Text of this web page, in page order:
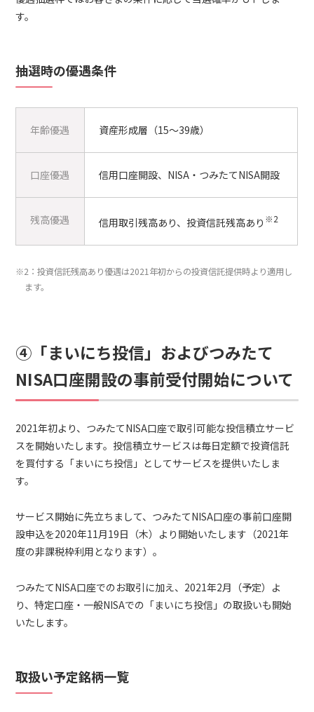
す。
抽選時の優遇条件
年齢優遇 資産形成層（15～39歳）
口座優遇 信用口座開設、NISA・つみたてNISA開設
残高優遇 信用取引残高あり、投資信託残高あり ※2
※2：投資信託残高あり優遇は2021年初からの投資信託提供時より適用し
ます。
④「まいにち投信」およびつみたて
NISA口座開設の事前受付開始について
2021年初より、つみたてNISA口座で取引可能な投信積立サービ
スを開始いたします。投信積立サービスは毎日定額で投資信託
を買付する「まいにち投信」としてサービスを提供いたしま
す。
サービス開始に先立ちまして、つみたてNISA口座の事前口座開
設申込を2020年11月19日（木）より開始いたします（2021年
度の非課税枠利用となります）。
つみたてNISA口座でのお取引に加え、2021年2月（予定）よ
り、特定口座・一般NISAでの「まいにち投信」の取扱いも開始
いたします。
取扱い予定銘柄一覧